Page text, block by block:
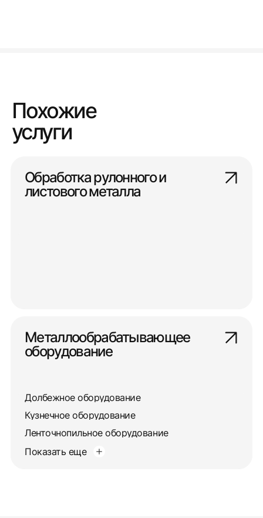
Похожие
услуги
Обработка рулонного и
листового металла
Металлообрабатывающее
оборудование
Долбежное оборудование
Кузнечное оборудование
Ленточнопильное оборудование
Показать еще